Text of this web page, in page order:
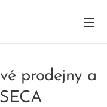
prodejny a